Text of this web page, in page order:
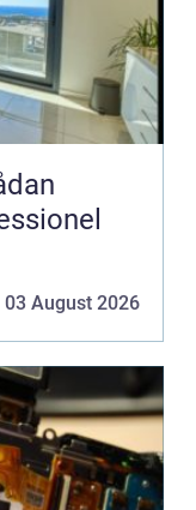
03 August 2026